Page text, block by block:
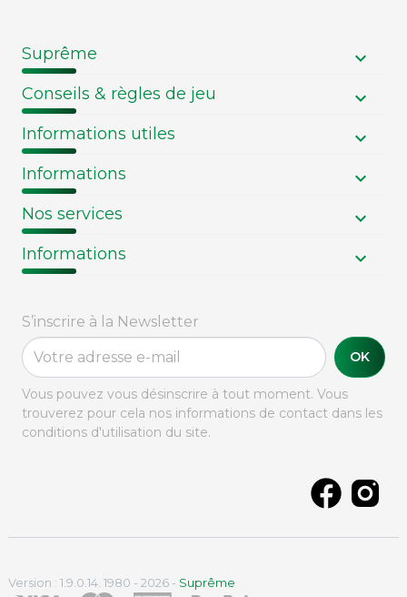
Suprême
Conseils & règles de jeu
Informations utiles
Informations
Nos services
Informations
S’inscrire à la Newsletter
OK
Vous pouvez vous désinscrire à tout moment. Vous
trouverez pour cela nos informations de contact dans les
conditions d'utilisation du site.
Version : 1.9.0.14. 1980 - 2026 - Suprême